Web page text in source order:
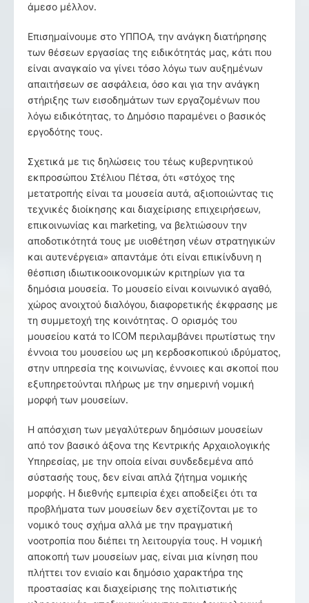
άμεσο μέλλον.
Επισημαίνουμε στο ΥΠΠΟΑ, την ανάγκη διατήρησης
των θέσεων εργασίας της ειδικότητάς μας, κάτι που
είναι αναγκαίο να γίνει τόσο λόγω των αυξημένων
απαιτήσεων σε ασφάλεια, όσο και για την ανάγκη
στήριξης των εισοδημάτων των εργαζομένων που
λόγω ειδικότητας, το Δημόσιο παραμένει ο βασικός
εργοδότης τους.
Σχετικά με τις δηλώσεις του τέως κυβερνητικού
εκπροσώπου Στέλιου Πέτσα, ότι «στόχος της
μετατροπής είναι τα μουσεία αυτά, αξιοποιώντας τις
τεχνικές διοίκησης και διαχείρισης επιχειρήσεων,
επικοινωνίας και marketing, να βελτιώσουν την
αποδοτικότητά τους με υιοθέτηση νέων στρατηγικών
και αυτενέργεια» απαντάμε ότι είναι επικίνδυνη η
θέσπιση ιδιωτικοοικονομικών κριτηρίων για τα
δημόσια μουσεία. Το μουσείο είναι κοινωνικό αγαθό,
χώρος ανοιχτού διαλόγου, διαφορετικής έκφρασης με
τη συμμετοχή της κοινότητας. Ο ορισμός του
μουσείου κατά το ICOM περιλαμβάνει πρωτίστως την
έννοια του μουσείου ως μη κερδοσκοπικού ιδρύματος,
στην υπηρεσία της κοινωνίας, έννοιες και σκοποί που
εξυπηρετούνται πλήρως με την σημερινή νομική
μορφή των μουσείων.
Η απόσχιση των μεγαλύτερων δημόσιων μουσείων
από τον βασικό άξονα της Κεντρικής Αρχαιολογικής
Υπηρεσίας, με την οποία είναι συνδεδεμένα από
σύστασής τους, δεν είναι απλά ζήτημα νομικής
μορφής. Η διεθνής εμπειρία έχει αποδείξει ότι τα
προβλήματα των μουσείων δεν σχετίζονται με το
νομικό τους σχήμα αλλά με την πραγματική
νοοτροπία που διέπει τη λειτουργία τους. Η νομική
αποκοπή των μουσείων μας, είναι μια κίνηση που
πλήττει τον ενιαίο και δημόσιο χαρακτήρα της
προστασίας και διαχείρισης της πολιτιστικής